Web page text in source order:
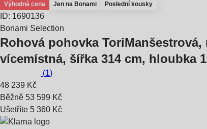
Výhodná cena Jen na Bonami Poslední kousky
ID: 1690136
Bonami Selection
Rohová pohovka Tori
vícemístná, šířka 314 cm, hloubka
(1)
48 239 Kč
Běžně 53 599 Kč
Ušetříte 5 360 Kč